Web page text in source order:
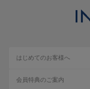
はじめてのお客様へ
会員特典のご案内